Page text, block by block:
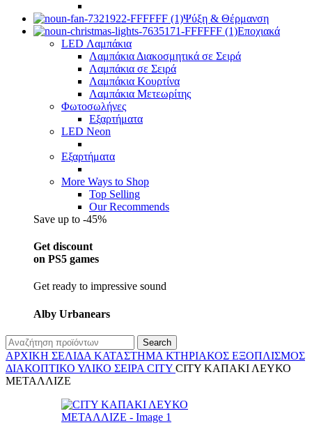
Ψύξη & Θέρμανση
Εποχιακά
LED Λαμπάκια
Λαμπάκια Διακοσμητικά σε Σειρά
Λαμπάκια σε Σειρά
Λαμπάκια Κουρτίνα
Λαμπάκια Μετεωρίτης
Φωτοσωλήνες
Εξαρτήματα
LED Neon
Εξαρτήματα
More Ways to Shop
Top Selling
Our Recommends
Save up to -45%
Get discount
on PS5 games
Get ready to impressive sound
Alby Urbanears
Search
ΑΡΧΙΚΉ ΣΕΛΊΔΑ ΚΑΤΆΣΤΗΜΑ ΚΤΗΡΙΑΚΌΣ ΕΞΟΠΛΙΣΜΌΣ
ΔΙΑΚΟΠΤΙΚΌ ΥΛΙΚΌ ΣΕΙΡΆ CITY CITY ΚΑΠΑΚΙ ΛΕΥΚΟ
ΜΕΤΑΛΛΙΖΕ